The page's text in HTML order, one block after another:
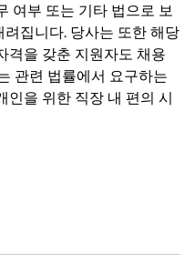
여부 또는 기타 법으로 보
집니다. 당사는 또한 해당
격을 갖춘 지원자도 채용
관련 법률에서 요구하는
인을 위한 직장 내 편의 시